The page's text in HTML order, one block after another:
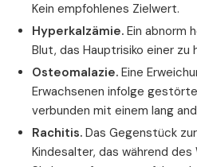
Kein empfohlenes Zielwert.
Hyperkalzämie. Ein abnorm
Blut, das Hauptrisiko einer zu
Osteomalazie. Eine
Erwachsenen infolge
verbunden mit einem lang
Rachitis. Das Gegenstück
Kindesalter, das während